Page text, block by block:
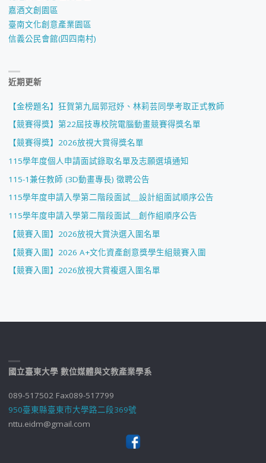
嘉酒文創園區
臺南文化創意產業園區
信義公民會館(四四南村)
近期更新
【金榜題名】狂賀第九屆郭冠妤、林莉芸同學考取正式教師
【競賽得獎】第22屆技專校院電腦動畫競賽得獎名單
【競賽得獎】2026放視大賞得獎名單
115學年度個人申請面試錄取名單及志願選填通知
115-1兼任教師 (3D動畫專長) 徵聘公告
115學年度申請入學第二階段面試＿設計組面試順序公告
115學年度申請入學第二階段面試＿創作組順序公告
【競賽入圍】2026放視大賞決選入圍名單
【競賽入圍】2026 A+文化資產創意獎學生組競賽入圍
【競賽入圍】2026放視大賞複選入圍名單
國立臺東大學 數位媒體與文教產業學系
089-517502 Fax089-517799
950臺東縣臺東市大學路二段369號
nttu.eidm@gmail.com